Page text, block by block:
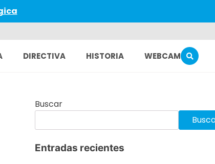
DIRECTIVA HISTORIA WEBCAM
Buscar
Entradas recientes